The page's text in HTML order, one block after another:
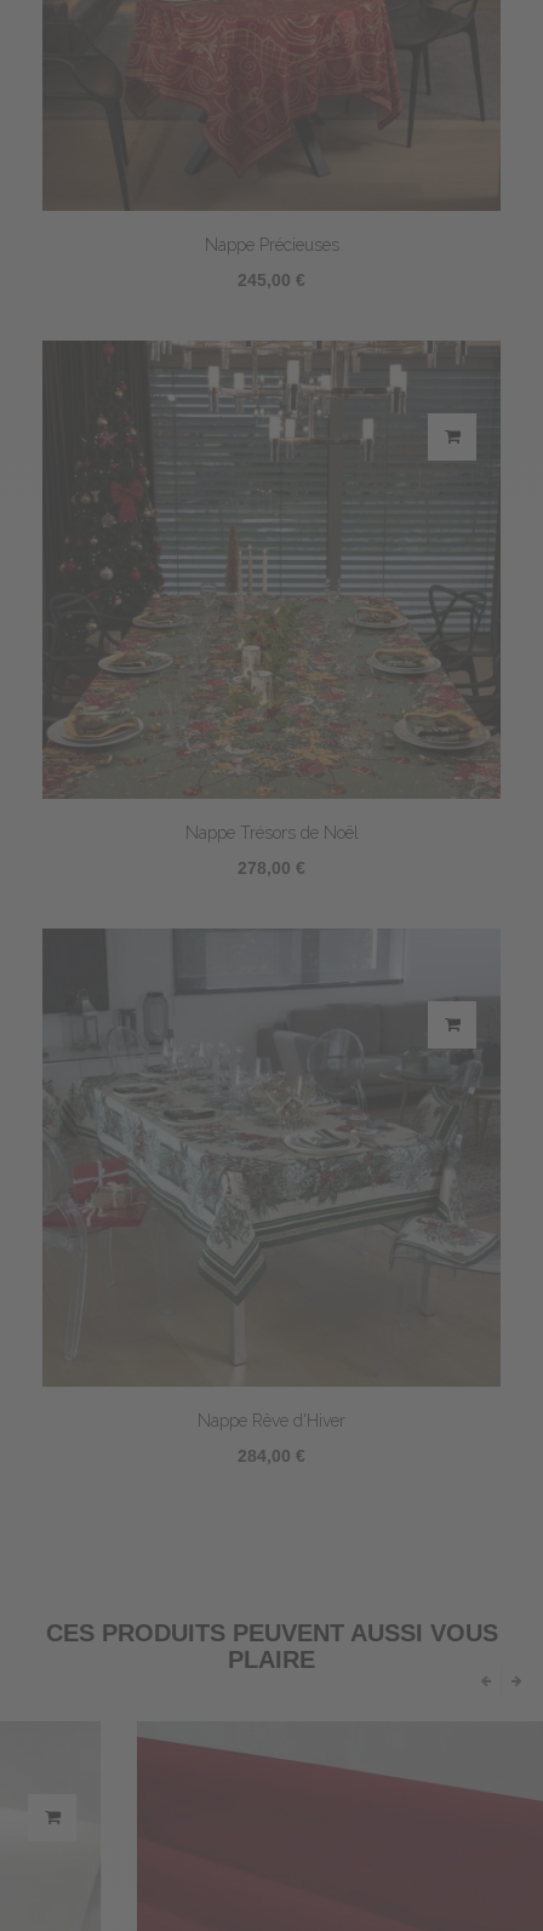
Nappe Précieuses
245,00 €
Nappe Trésors de Noël
278,00 €
Nappe Rêve d'Hiver
284,00 €
CES PRODUITS PEUVENT AUSSI VOUS
PLAIRE